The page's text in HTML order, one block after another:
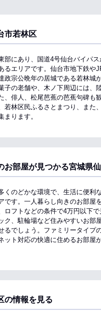
市若林区
部にあり、国道4号仙台バイパ
るエリアです。仙台市地下鉄
政宗公晩年の居城である若林城
子の老舗や、木ノ下周辺には、
、俳人、松尾芭蕉の芭蕉句碑も
若林区民ふるさとまつり、また
ります。
お部屋が見つかる宮城県
くのどかな環境で、生活に便利
です。一人暮らし向きのお部屋
ロフトなどの条件で4万円以下
ク、駐輪場など住みやすいお部
るでしょう。ファミリータイ
ット対応の快適に住めるお部屋
の情報を見る